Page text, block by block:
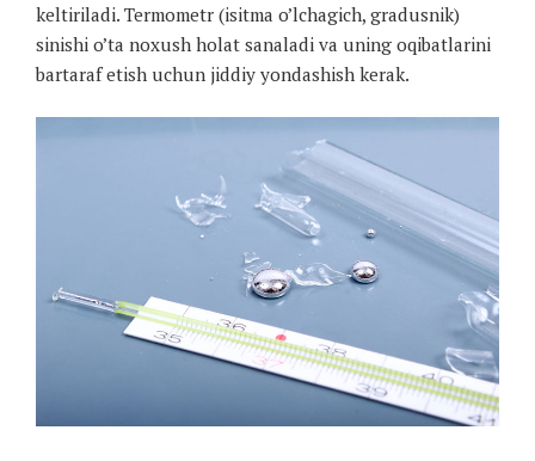
keltiriladi. Termometr (isitma o’lchagich, gradusnik)
sinishi o’ta noxush holat sanaladi va uning oqibatlarini
bartaraf etish uchun jiddiy yondashish kerak.